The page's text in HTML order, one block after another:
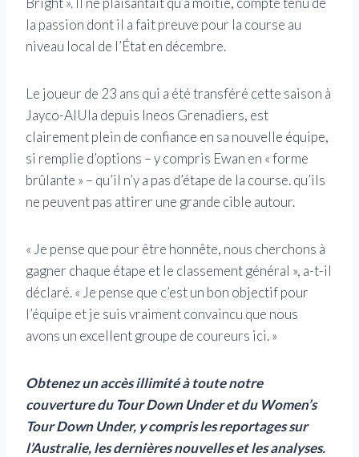
la passion dont il a fait preuve pour la course au
niveau local de l’État en décembre.
Le joueur de 23 ans qui a été transféré cette saison à
Jayco-AlUla depuis Ineos Grenadiers, est
clairement plein de confiance en sa nouvelle équipe,
si remplie d’options – y compris Ewan en « forme
brûlante » – qu’il n’y a pas d’étape de la course. qu’ils
ne peuvent pas attirer une grande cible autour.
« Je pense que pour être honnête, nous cherchons à
gagner chaque étape et le classement général », a-t-il
déclaré. « Je pense que c’est un bon objectif pour
l’équipe et je suis vraiment convaincu que nous
avons un excellent groupe de coureurs ici. »
Obtenez un accès illimité à toute notre
couverture du Tour Down Under et du Women’s
Tour Down Under, y compris les reportages sur
l’Australie, les dernières nouvelles et les analyses.